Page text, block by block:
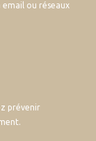
email ou réseaux
prévenir